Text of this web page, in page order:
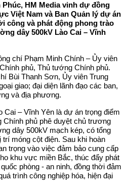
Phúc, HM Media vinh dự đồng
Việt Nam và Ban Quản lý dự án
công và phát động phong trào
dây 500kV Lào Cai – Vĩnh
chí Phạm Minh Chính – Ủy viên
phủ, Thủ tướng Chính phủ.
Bùi Thanh Sơn, Ủy viên Trung
giao; đại diện lãnh đạo các ban,
và địa phương.
– Vĩnh Yên là dự án trọng điểm
phủ phê duyệt chủ trương
dây 500kV mạch kép, có tổng
móng cột điện. Sau khi hoàn
trọng vào việc đảm bảo cung cấp
khu vực miền Bắc, thúc đẩy phát
phòng - an ninh, đồng thời đảm
trình công nghiệp hóa, hiện đại